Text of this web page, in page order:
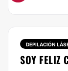
DEPILACIÓN
SOY FELIZ